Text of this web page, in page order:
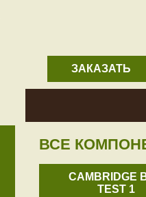
ЗАКАЗАТЬ
ВСЕ
CAMBRIDGE
TEST 1